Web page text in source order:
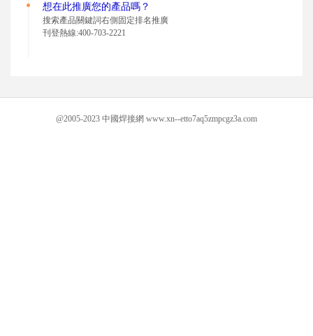
想在此推廣您的產品嗎？
搜索產品關鍵詞右側固定排名推廣
刊登熱線:400-703-2221
@2005-2023 中國焊接網 www.xn--etto7aq5zmpcgz3a.com